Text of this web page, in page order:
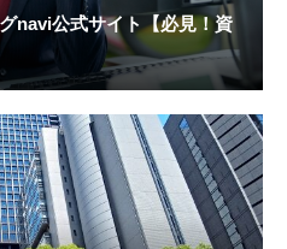
navi公式サイト【必見！資